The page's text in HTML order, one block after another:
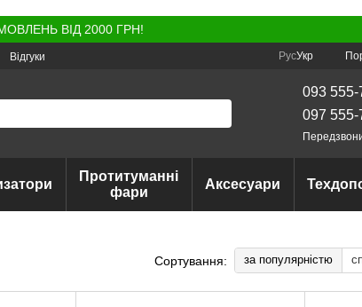
ВІД 2000 ГРН!
Відгуки РусУкр
093 555-
097 555-
Протитуманні
фари
Аксесуари
Сортування: за популярністю